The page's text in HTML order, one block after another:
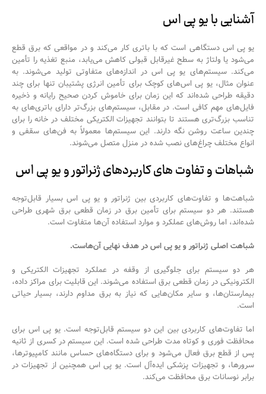
آشنایی با یو پی اس
یو پی اس دستگاهی است که با باتری کار می‌کند و در مواقعی که برق قطع
می‌شود یا ولتاژ به سطح غیرقابل قبولی کاهش می‌یابد، منبع تغذیه را تأمین
می‌کند. سیستم‌های یو پی اس در اندازه‌های متفاوتی تولید می‌شوند. به
عنوان مثال، یو پی اس‌های کوچک برای تأمین انرژی پشتیبان تنها برای چند
دقیقه طراحی شده‌اند که این زمان برای خاموش کردن صحیح رایانه و ذخیره
فایل‌های مهم کافی است. در مقابل، سیستم‌های بزرگ‌تر دارای باتری‌های به
تناسب بزرگ‌تری هستند تا بتوانند تجهیزات الکتریکی مختلف در خانه را برای
چندین ساعت روشن نگه دارند. این سیستم‌ها معمولاً به فن‌های سقفی و
انواع مختلف چراغ‌های نصب شده در منزل متصل می‌شوند.
شباهات و تفاوت های کاربردهای ژنراتور و یو پی اس
شباهت‌ها و تفاوت‌های کاربردی بین ژنراتور و یو پی اس بسیار قابل‌توجه
هستند. هر دو سیستم برای تأمین برق در زمان قطعی برق شهری طراحی
شده‌اند، اما روش‌های عملکرد و موارد استفاده آن‌ها متفاوت است.
شباهت اصلی ژنراتور و یو پی اس در هدف نهایی آن‌هاست.
هر دو سیستم برای جلوگیری از وقفه در عملکرد تجهیزات الکتریکی و
الکترونیکی در زمان قطعی برق استفاده می‌شوند. این قابلیت برای مراکز داده،
بیمارستان‌ها، و سایر مکان‌هایی که نیاز به برق مداوم دارند، بسیار حیاتی
است.
اما تفاوت‌های کاربردی بین این دو سیستم قابل‌توجه است. یو پی اس برای
محافظت فوری و کوتاه مدت طراحی شده است. این سیستم در کسری از ثانیه
پس از قطع برق فعال می‌شود و برای دستگاه‌های حساس مانند کامپیوترها،
سرورها، و تجهیزات پزشکی ایده‌آل است. یو پی اس همچنین از تجهیزات در
برابر نوسانات برق محافظت می‌کند.